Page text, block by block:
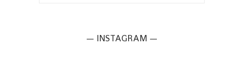
— INSTAGRAM —